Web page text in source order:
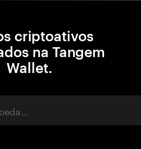
criptoativos
na Tangem
Wallet.